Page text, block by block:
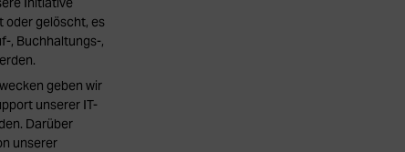
oder gelöscht, es
, Buchhaltungs-,
geben wir
unserer IT-
Darüber
unserer